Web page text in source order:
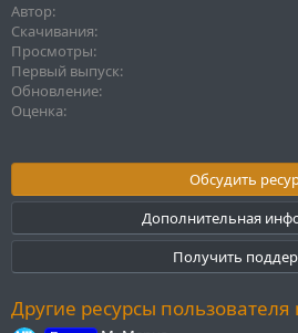
Автор
Скачивания
Просмотры
Первый выпуск
Обновление
Оценка
Обсудить
Дополнительная
Получить
Другие ресурсы